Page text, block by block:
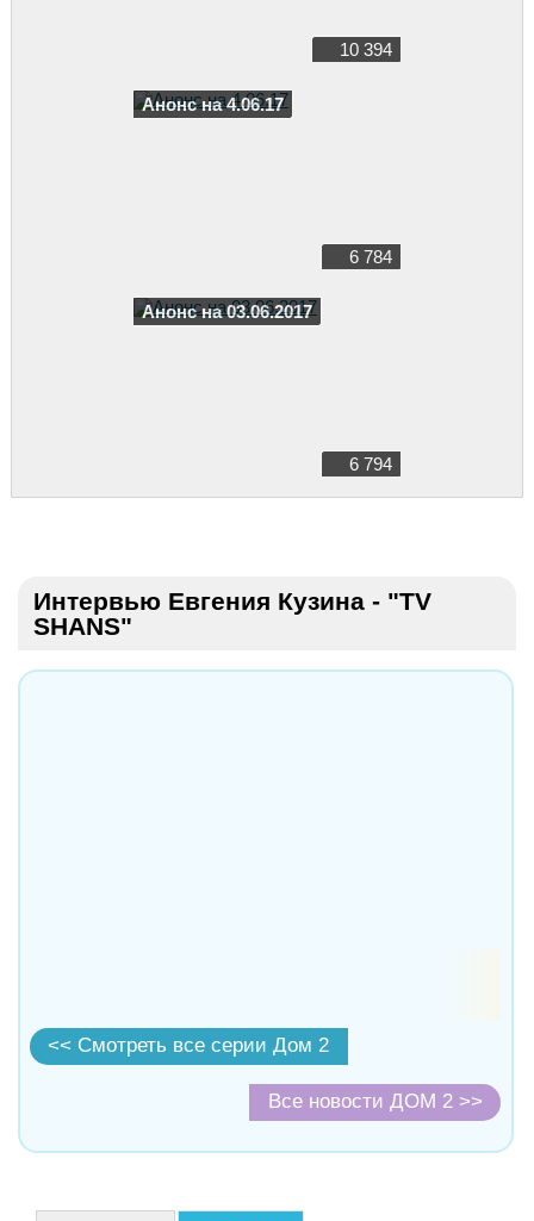
10 394
Анонс на 4.06.17
6 784
Анонс на 03.06.2017
6 794
Интервью Евгения Кузина - "TV
SHANS"
<< Смотреть все серии Дом 2
Все новости ДОМ 2 >>